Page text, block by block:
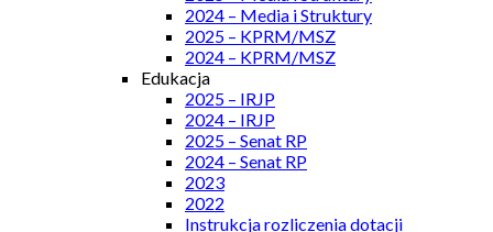
2024 – Media i Struktury
2025 – KPRM/MSZ
2024 – KPRM/MSZ
Edukacja
2025 – IRJP
2024 – IRJP
2025 – Senat RP
2024 – Senat RP
2023
2022
Instrukcja rozliczenia dotacji